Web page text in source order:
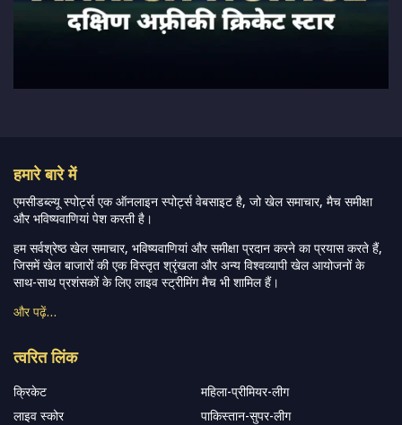
हमारे बारे में
एमसीडब्ल्यू स्पोर्ट्स एक ऑनलाइन स्पोर्ट्स वेबसाइट है, जो खेल समाचार, मैच समीक्षा
और भविष्यवाणियां पेश करती है।
हम सर्वश्रेष्ठ खेल समाचार, भविष्यवाणियां और समीक्षा प्रदान करने का प्रयास करते हैं,
जिसमें खेल बाजारों की एक विस्तृत श्रृंखला और अन्य विश्वव्यापी खेल आयोजनों के
साथ-साथ प्रशंसकों के लिए लाइव स्ट्रीमिंग मैच भी शामिल हैं।
और पढ़ें…
त्वरित लिंक
क्रिकेट
महिला-प्रीमियर-लीग
लाइव स्कोर
पाकिस्तान-सुपर-लीग